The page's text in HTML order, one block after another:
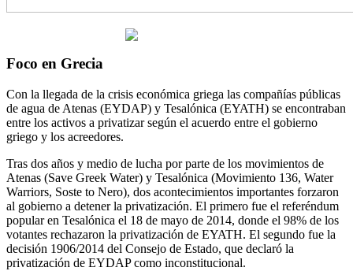
Foco en Grecia
Con la llegada de la crisis económica griega las compañías públicas
de agua de Atenas (EYDAP) y Tesalónica (EYATH) se encontraban
entre los activos a privatizar según el acuerdo entre el gobierno
griego y los acreedores.
Tras dos años y medio de lucha por parte de los movimientos de
Atenas (Save Greek Water) y Tesalónica (Movimiento 136, Water
Warriors, Soste to Nero), dos acontecimientos importantes forzaron
al gobierno a detener la privatización. El primero fue el referéndum
popular en Tesalónica el 18 de mayo de 2014, donde el 98% de los
votantes rechazaron la privatización de EYATH. El segundo fue la
decisión 1906/2014 del Consejo de Estado, que declaró la
privatización de EYDAP como inconstitucional.